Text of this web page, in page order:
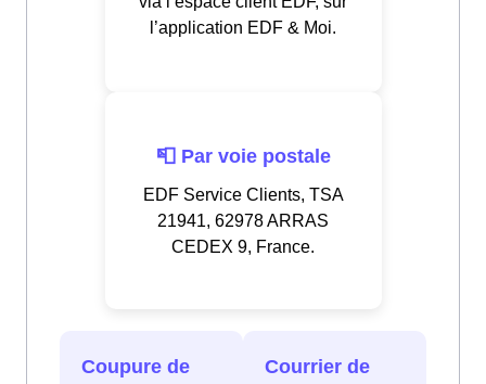
l’application EDF & Moi.
📮 Par voie postale
EDF Service Clients, TSA
21941, 62978 ARRAS
CEDEX 9, France.
Coupure de
Courrier de